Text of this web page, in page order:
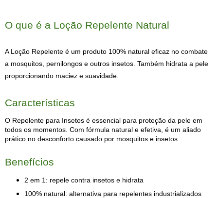
O que é a Loção Repelente Natural
A Loção Repelente é um produto 100% natural eficaz no combate
a mosquitos, pernilongos e outros insetos. Também hidrata a pele
proporcionando maciez e suavidade.
Características
O Repelente para Insetos é essencial para proteção da pele em
todos os momentos. Com fórmula natural e efetiva, é um aliado
prático no desconforto causado por mosquitos e insetos.
Benefícios
2 em 1: repele contra insetos e hidrata
100% natural: alternativa para repelentes industrializados